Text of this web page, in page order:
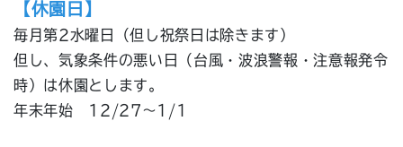
【休園日】
毎月第2水曜日（但し祝祭日は除きます）
但し、気象条件の悪い日（台風・波浪警報・注意報発令
時）は休園とします。
年末年始 12/27～1/1